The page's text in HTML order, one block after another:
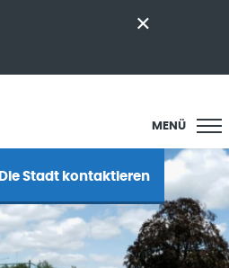
MENÜ
Die Stadt kontaktieren